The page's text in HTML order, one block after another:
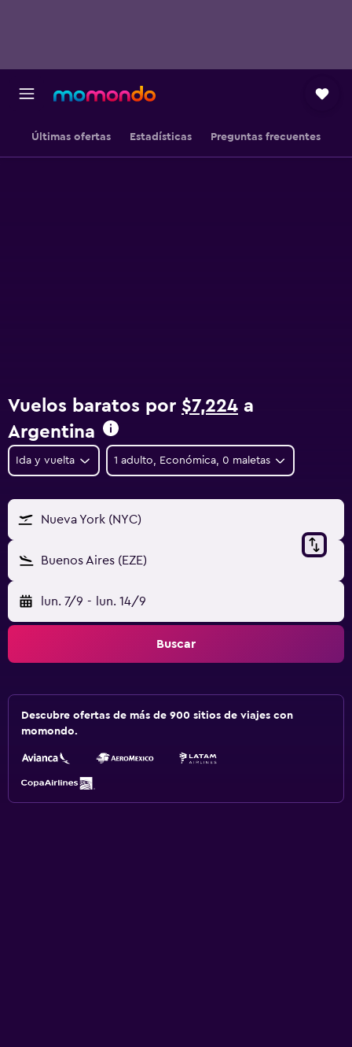
Últimas ofertas Estadísticas Preguntas frecuentes
Vuelos baratos por $7,224 a
Argentina
Ida y vuelta 1 adulto, Económica, 0 maletas
Nueva York (NYC)
Buenos Aires (EZE)
lun. 7/9 - lun. 14/9
Buscar
Descubre ofertas de más de 900 sitios de viajes con
momondo.